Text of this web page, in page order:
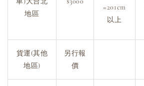
地區
=201cm
以上
貨運(其他
地區)
另行報
價